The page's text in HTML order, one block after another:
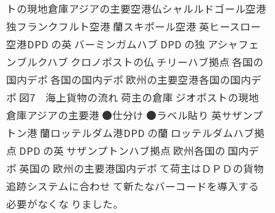
トの現地倉庫アジアの主要空港仏シャルルドゴール空港
独フランクフルト空港 蘭スキポール空港 英ヒースロー
空港DPD の英 バーミンガムハブ DPD の独 アシャフェ
ンブルクハブ クロノポストの仏 チリーハブ拠点 各国の
国内デポ 各国の国内デポ 欧州の主要空港各国の国内デ
ポ 図7 海上貨物の流れ 荷主の倉庫 ジオポストの現地
倉庫アジアの主要港 ●仕分け ●ラベル貼り 英サザンプ
トン港 蘭ロッテルダム港DPD の蘭 ロッテルダムハブ拠
点 DPD の英 サザンプトンハブ拠点 欧州各国の 国内デ
ポ 英国の 欧州の主要港国内デポ て荷主はＤＰＤの貨物
追跡システムに合わせ て新たなバーコードを導入する
必要がなくな りました。